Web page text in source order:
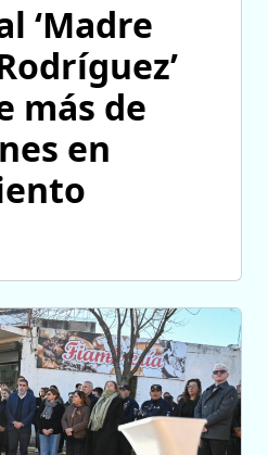
‘Madre
más de
en